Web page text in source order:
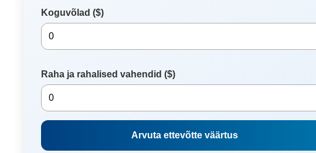
Koguvõlad ($)
Raha ja rahalised vahendid ($)
Arvuta ettevõtte väärtus